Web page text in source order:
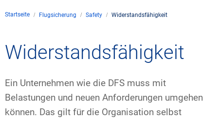
Unternehmen DFS
Rechtlicher Rahmen
Zivil-militärische
Flugsicherung
Technik
Internationale
Fluglärm
Klima
Windenergie
Drohnenflug
Checkliste für
Anträge und
Services
Allgemeine Luftfahrt
Kommerzielle
Presse
Publikationen
Karriere
Startseite Flugsicherung Safety Widerstandsfähigkeit
Widerstandsfähigkeit
Ein Unternehmen wie die DFS muss mit
Belastungen und neuen Anforderungen umgehen
können. Das gilt für die Organisation selbst